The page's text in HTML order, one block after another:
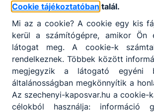
Központi ügyfélszolgálat
E-mail cím:
Székhely: 7400 Kaposvár
15.
Cookie tájékoztatóban talál.
Mi az a cookie? A cookie egy kis
kerül a számítógépre, amikor Ön
látogat meg. A cookie-k
rendelkeznek. Többek között
megjegyzik a látogató egyéni
általánosságban megkönnyítik a
Az szechenyi-kaposvar.hu a cookie-
célokból használja: információ